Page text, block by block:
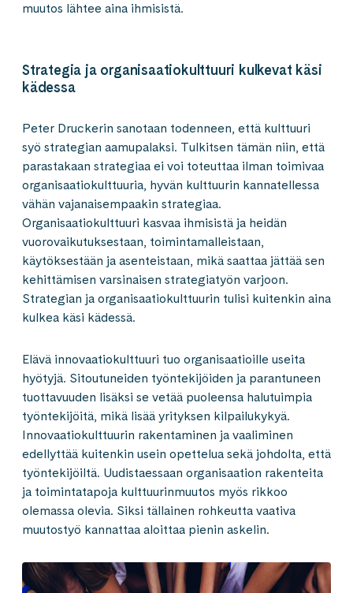
muutos lähtee aina ihmisistä.
Strategia ja organisaatiokulttuuri kulkevat käsi
kädessa
Peter Druckerin sanotaan todenneen, että kulttuuri
syö strategian aamupalaksi. Tulkitsen tämän niin, että
parastakaan strategiaa ei voi toteuttaa ilman toimivaa
organisaatiokulttuuria, hyvän kulttuurin kannatellessa
vähän vajanaisempaakin strategiaa.
Organisaatiokulttuuri kasvaa ihmisistä ja heidän
vuorovaikutuksestaan, toimintamalleistaan,
käytöksestään ja asenteistaan, mikä saattaa jättää sen
kehittämisen varsinaisen strategiatyön varjoon.
Strategian ja organisaatiokulttuurin tulisi kuitenkin aina
kulkea käsi kädessä.
Elävä innovaatiokulttuuri tuo organisaatioille useita
hyötyjä. Sitoutuneiden työntekijöiden ja parantuneen
tuottavuuden lisäksi se vetää puoleensa halutuimpia
työntekijöitä, mikä lisää yrityksen kilpailukykyä.
Innovaatiokulttuurin rakentaminen ja vaaliminen
edellyttää kuitenkin usein opettelua sekä johdolta, että
työntekijöiltä. Uudistaessaan organisaation rakenteita
ja toimintatapoja kulttuurinmuutos myös rikkoo
olemassa olevia. Siksi tällainen rohkeutta vaativa
muutostyö kannattaa aloittaa pienin askelin.